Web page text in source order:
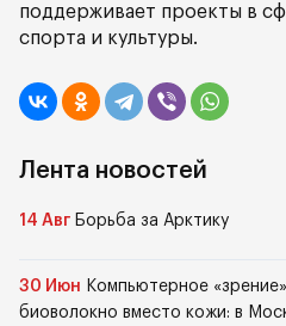
поддерживает проекты в
спорта и культуры.
Лента новостей
14 Авг Борьба за Арктику
30 Июн Компьютерное
биоволокно вместо кожи: в